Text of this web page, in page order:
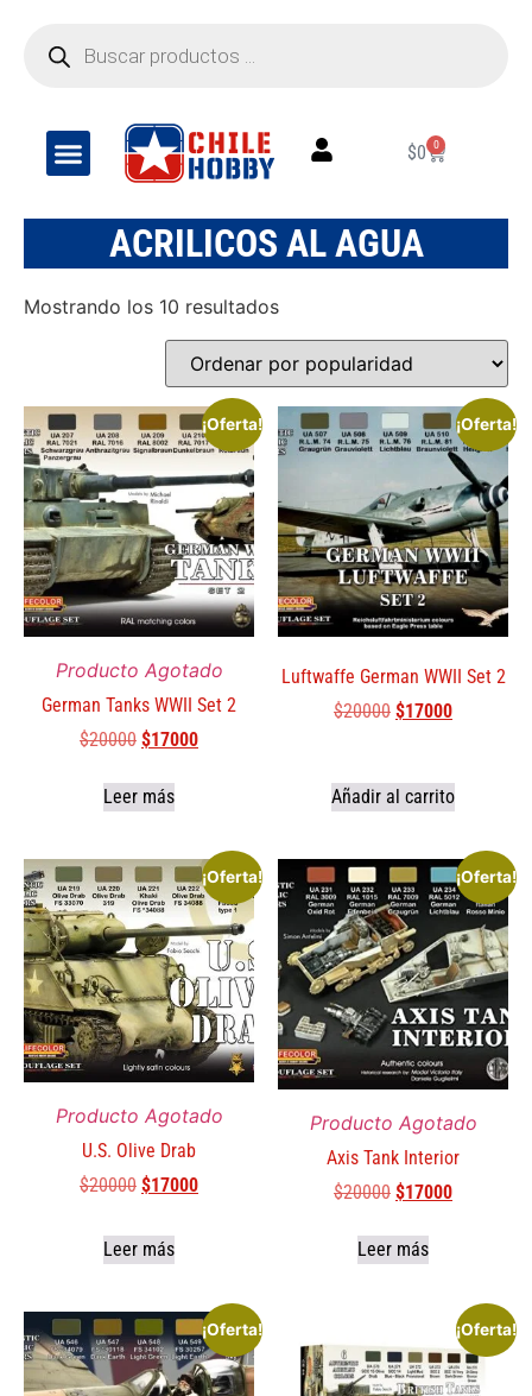
$0 0
ACRILICOS AL AGUA
Mostrando los 10 resultados
¡Oferta!
Producto Agotado
German Tanks WWII Set 2
$20000 $17000
Leer más
¡Oferta!
Luftwaffe German WWII Set 2
$20000 $17000
Añadir al carrito
¡Oferta!
Producto Agotado
U.S. Olive Drab
$20000 $17000
Leer más
¡Oferta!
Producto Agotado
Axis Tank Interior
$20000 $17000
Leer más
¡Oferta! ¡Oferta!